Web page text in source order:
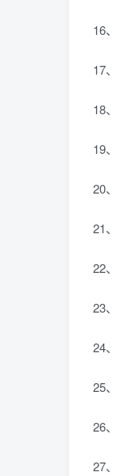
16、
17、
18、
19、
20、
21、
22、
23、
24、
25、
26、
27、